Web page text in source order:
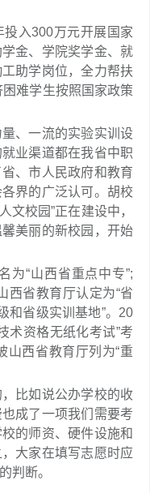
入300万元开展国家
金、学院奖学金、就
助学岗位，全力帮扶
难学生按照国家政策
、一流的实验实训设
业渠道都在我省中职
、市人民政府和教育
界的广泛认可。胡校
文校园”正在建设中，
美丽的新校园，开始
为“山西省重点中专”;
西省教育厅认定为“省
和省级实训基地”。20
术资格无纸化考试”考
山西省教育厅列为“重
比如说公办学校的收
成了一项我们需要考
的师资、硬件设施和
大家在填写志愿时应
判断。